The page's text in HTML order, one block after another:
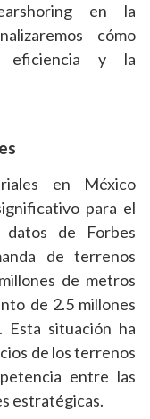
en la
cómo
eficiencia y la
en México
para el
datos de Forbes
de terrenos
de metros
de 2.5 millones
Esta situación ha
de los terrenos
entre las
estratégicas.